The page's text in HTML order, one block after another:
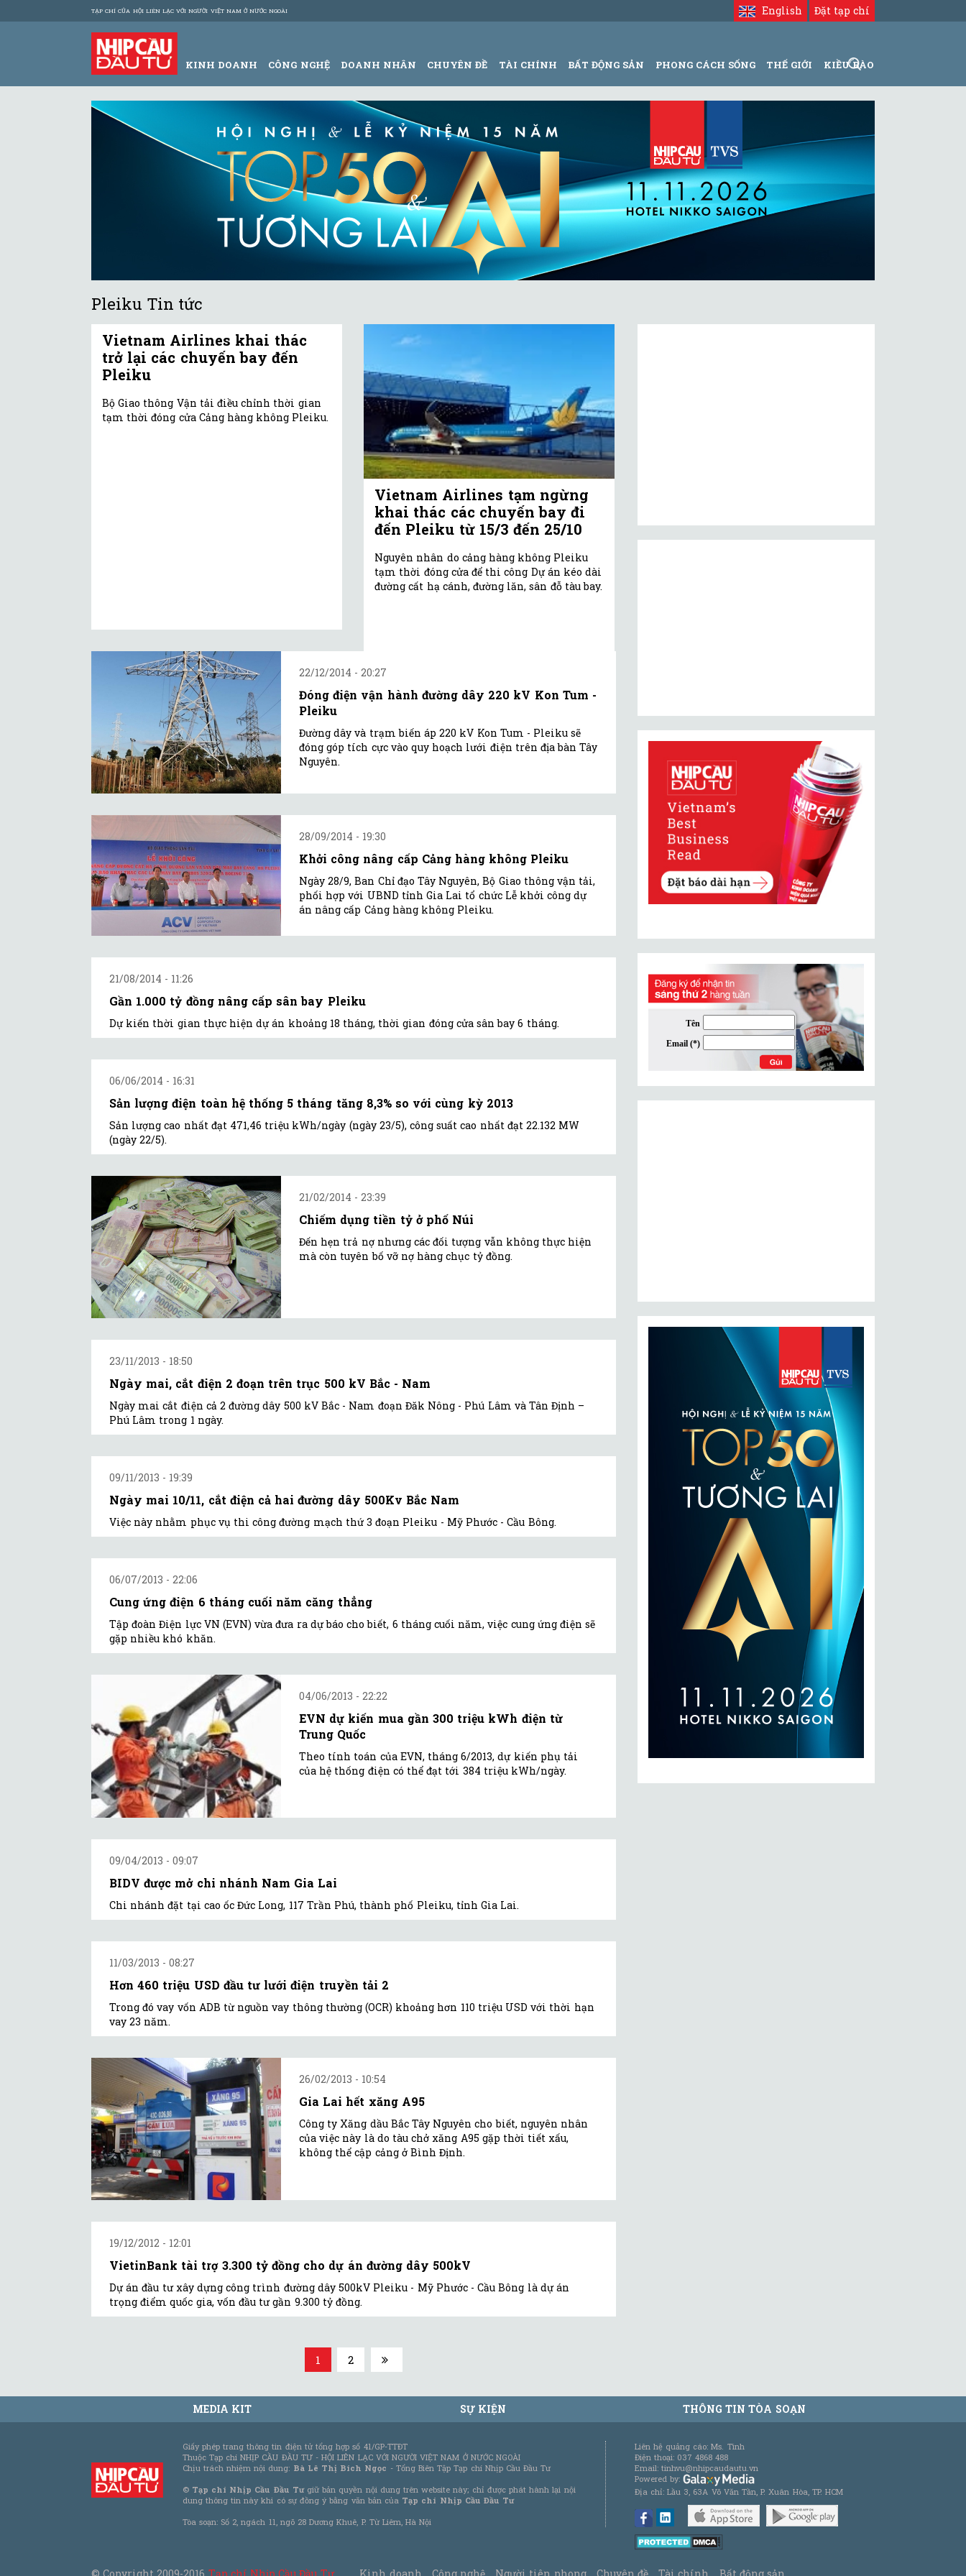
TẠP CHÍ CỦA HỘI LIÊN LẠC VỚI NGƯỜI VIỆT NAM Ở NƯỚC NGOÀI Đặt tạp chí
English
KINH DOANH CÔNG NGHỆ DOANH NHÂN CHUYÊN ĐỀ TÀI CHÍNH BẤT ĐỘNG SẢN PHONG CÁCH SỐNG THẾ GIỚI KIỀU BÀO
Pleiku Tin tức
Vietnam Airlines khai thác
trở lại các chuyến bay đến
Pleiku
Bộ Giao thông Vận tải điều chỉnh thời gian
tạm thời đóng cửa Cảng hàng không Pleiku.
Vietnam Airlines tạm ngừng
khai thác các chuyến bay đi
đến Pleiku từ 15/3 đến 25/10
Nguyên nhân do cảng hàng không Pleiku
tạm thời đóng cửa để thi công Dự án kéo dài
đường cất hạ cánh, đường lăn, sân đỗ tàu bay.
22/12/2014 - 20:27
Đóng điện vận hành đường dây 220 kV Kon Tum -
Pleiku
Đường dây và trạm biến áp 220 kV Kon Tum - Pleiku sẽ
đóng góp tích cực vào quy hoạch lưới điện trên địa bàn Tây
Nguyên.
28/09/2014 - 19:30
Khởi công nâng cấp Cảng hàng không Pleiku
Ngày 28/9, Ban Chỉ đạo Tây Nguyên, Bộ Giao thông vận tải,
phối hợp với UBND tỉnh Gia Lai tổ chức Lễ khởi công dự
án nâng cấp Cảng hàng không Pleiku.
21/08/2014 - 11:26
Gần 1.000 tỷ đồng nâng cấp sân bay Pleiku
Dự kiến thời gian thực hiện dự án khoảng 18 tháng, thời gian đóng cửa sân bay 6 tháng.
06/06/2014 - 16:31
Sản lượng điện toàn hệ thống 5 tháng tăng 8,3% so với cùng kỳ 2013
Sản lượng cao nhất đạt 471,46 triệu kWh/ngày (ngày 23/5), công suất cao nhất đạt 22.132 MW
(ngày 22/5).
21/02/2014 - 23:39
Chiếm dụng tiền tỷ ở phố Núi
Đến hẹn trả nợ nhưng các đối tượng vẫn không thực hiện
mà còn tuyên bố vỡ nợ hàng chục tỷ đồng.
23/11/2013 - 18:50
Ngày mai, cắt điện 2 đoạn trên trục 500 kV Bắc - Nam
Ngày mai cắt điện cả 2 đường dây 500 kV Bắc - Nam đoạn Đăk Nông - Phú Lâm và Tân Định –
Phú Lâm trong 1 ngày.
09/11/2013 - 19:39
Ngày mai 10/11, cắt điện cả hai đường dây 500Kv Bắc Nam
Việc này nhằm phục vụ thi công đường mạch thứ 3 đoạn Pleiku - Mỹ Phước - Cầu Bông.
06/07/2013 - 22:06
Cung ứng điện 6 tháng cuối năm căng thẳng
Tập đoàn Điện lực VN (EVN) vừa đưa ra dự báo cho biết, 6 tháng cuối năm, việc cung ứng điện sẽ
gặp nhiều khó khăn.
04/06/2013 - 22:22
EVN dự kiến mua gần 300 triệu kWh điện từ
Trung Quốc
Theo tính toán của EVN, tháng 6/2013, dự kiến phụ tải
của hệ thống điện có thể đạt tới 384 triệu kWh/ngày.
09/04/2013 - 09:07
BIDV được mở chi nhánh Nam Gia Lai
Chi nhánh đặt tại cao ốc Đức Long, 117 Trần Phú, thành phố Pleiku, tỉnh Gia Lai.
11/03/2013 - 08:27
Hơn 460 triệu USD đầu tư lưới điện truyền tải 2
Trong đó vay vốn ADB từ nguồn vay thông thường (OCR) khoảng hơn 110 triệu USD với thời hạn
vay 23 năm.
26/02/2013 - 10:54
Gia Lai hết xăng A95
Công ty Xăng dầu Bắc Tây Nguyên cho biết, nguyên nhân
của việc này là do tàu chở xăng A95 gặp thời tiết xấu,
không thể cập cảng ở Bình Định.
19/12/2012 - 12:01
VietinBank tài trợ 3.300 tỷ đồng cho dự án đường dây 500kV
Dự án đầu tư xây dựng công trình đường dây 500kV Pleiku - Mỹ Phước - Cầu Bông là dự án
trọng điểm quốc gia, vốn đầu tư gần 9.300 tỷ đồng.
1 2
MEDIA KIT SỰ KIỆN THÔNG TIN TÒA SOẠN
Giấy phép trang thông tin điện tử tổng hợp số 41/GP-TTĐT
Thuộc Tạp chí NHỊP CẦU ĐẦU TƯ - HỘI LIÊN LẠC VỚI NGƯỜI VIỆT NAM Ở NƯỚC NGOÀI
Chịu trách nhiệm nội dung: Bà Lê Thị Bích Ngọc - Tổng Biên Tập Tạp chí Nhịp Cầu Đầu Tư
© Tạp chí Nhịp Cầu Đầu Tưgiữ bản quyền nội dung trên website này; chỉ được phát hành lại nội
dung thông tin này khi có sự đồng ý bằng văn bản của Tạp chí Nhịp Cầu Đầu Tư
Tòa soạn: Số 2, ngách 11, ngõ 28 Dương Khuê, P. Từ Liêm, Hà Nội
Liên hệ quảng cáo: Ms. Tình
Điện thoại: 037 4868 488
Email: tinhvu@nhipcaudautu.vn
Powered by:
Địa chỉ: Lầu 3, 63A Võ Văn Tần, P. Xuân Hòa, TP. HCM